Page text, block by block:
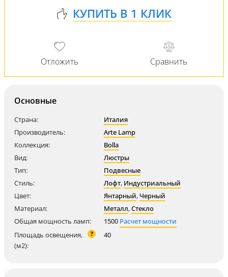
Основные
Страна:
Италия
Производитель:
Arte Lamp
Коллекция:
Bolla
Вид:
Люстры
Тип:
Подвесные
Стиль:
Лофт, Индустриальный
Цвет:
Янтарный, Черный
Материал:
Металл,Стекло
Общая мощность ламп:
1500 Расчет мощности
Площадь освещения,
(м2):
? 40